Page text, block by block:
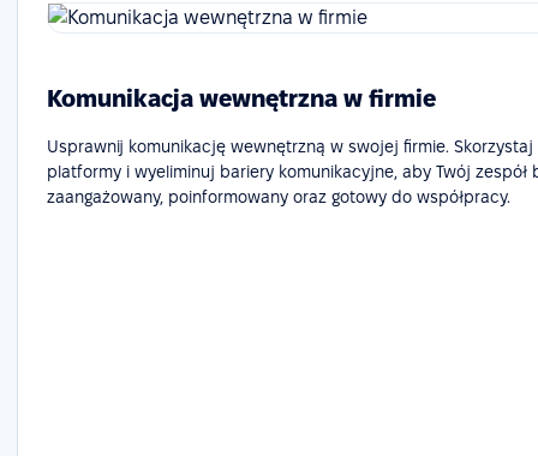
Komunikacja wewnętrzna w firmie
Usprawnij komunikację wewnętrzną w swojej firmie.
platformy i wyeliminuj bariery komunikacyjne, aby Twój zespół
zaangażowany, poinformowany oraz gotowy do współpracy.